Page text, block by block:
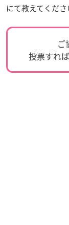
にて教えてくださ
ご
投票すれ